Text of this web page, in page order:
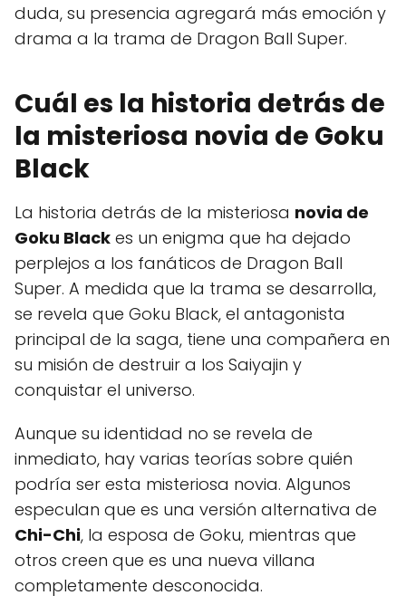
duda, su presencia agregará más emoción y
drama a la trama de Dragon Ball Super.
Cuál es la historia detrás de
la misteriosa novia de Goku
Black
La historia detrás de la misteriosa novia de
Goku Black es un enigma que ha dejado
perplejos a los fanáticos de Dragon Ball
Super. A medida que la trama se desarrolla,
se revela que Goku Black, el antagonista
principal de la saga, tiene una compañera en
su misión de destruir a los Saiyajin y
conquistar el universo.
Aunque su identidad no se revela de
inmediato, hay varias teorías sobre quién
podría ser esta misteriosa novia. Algunos
especulan que es una versión alternativa de
Chi-Chi, la esposa de Goku, mientras que
otros creen que es una nueva villana
completamente desconocida.